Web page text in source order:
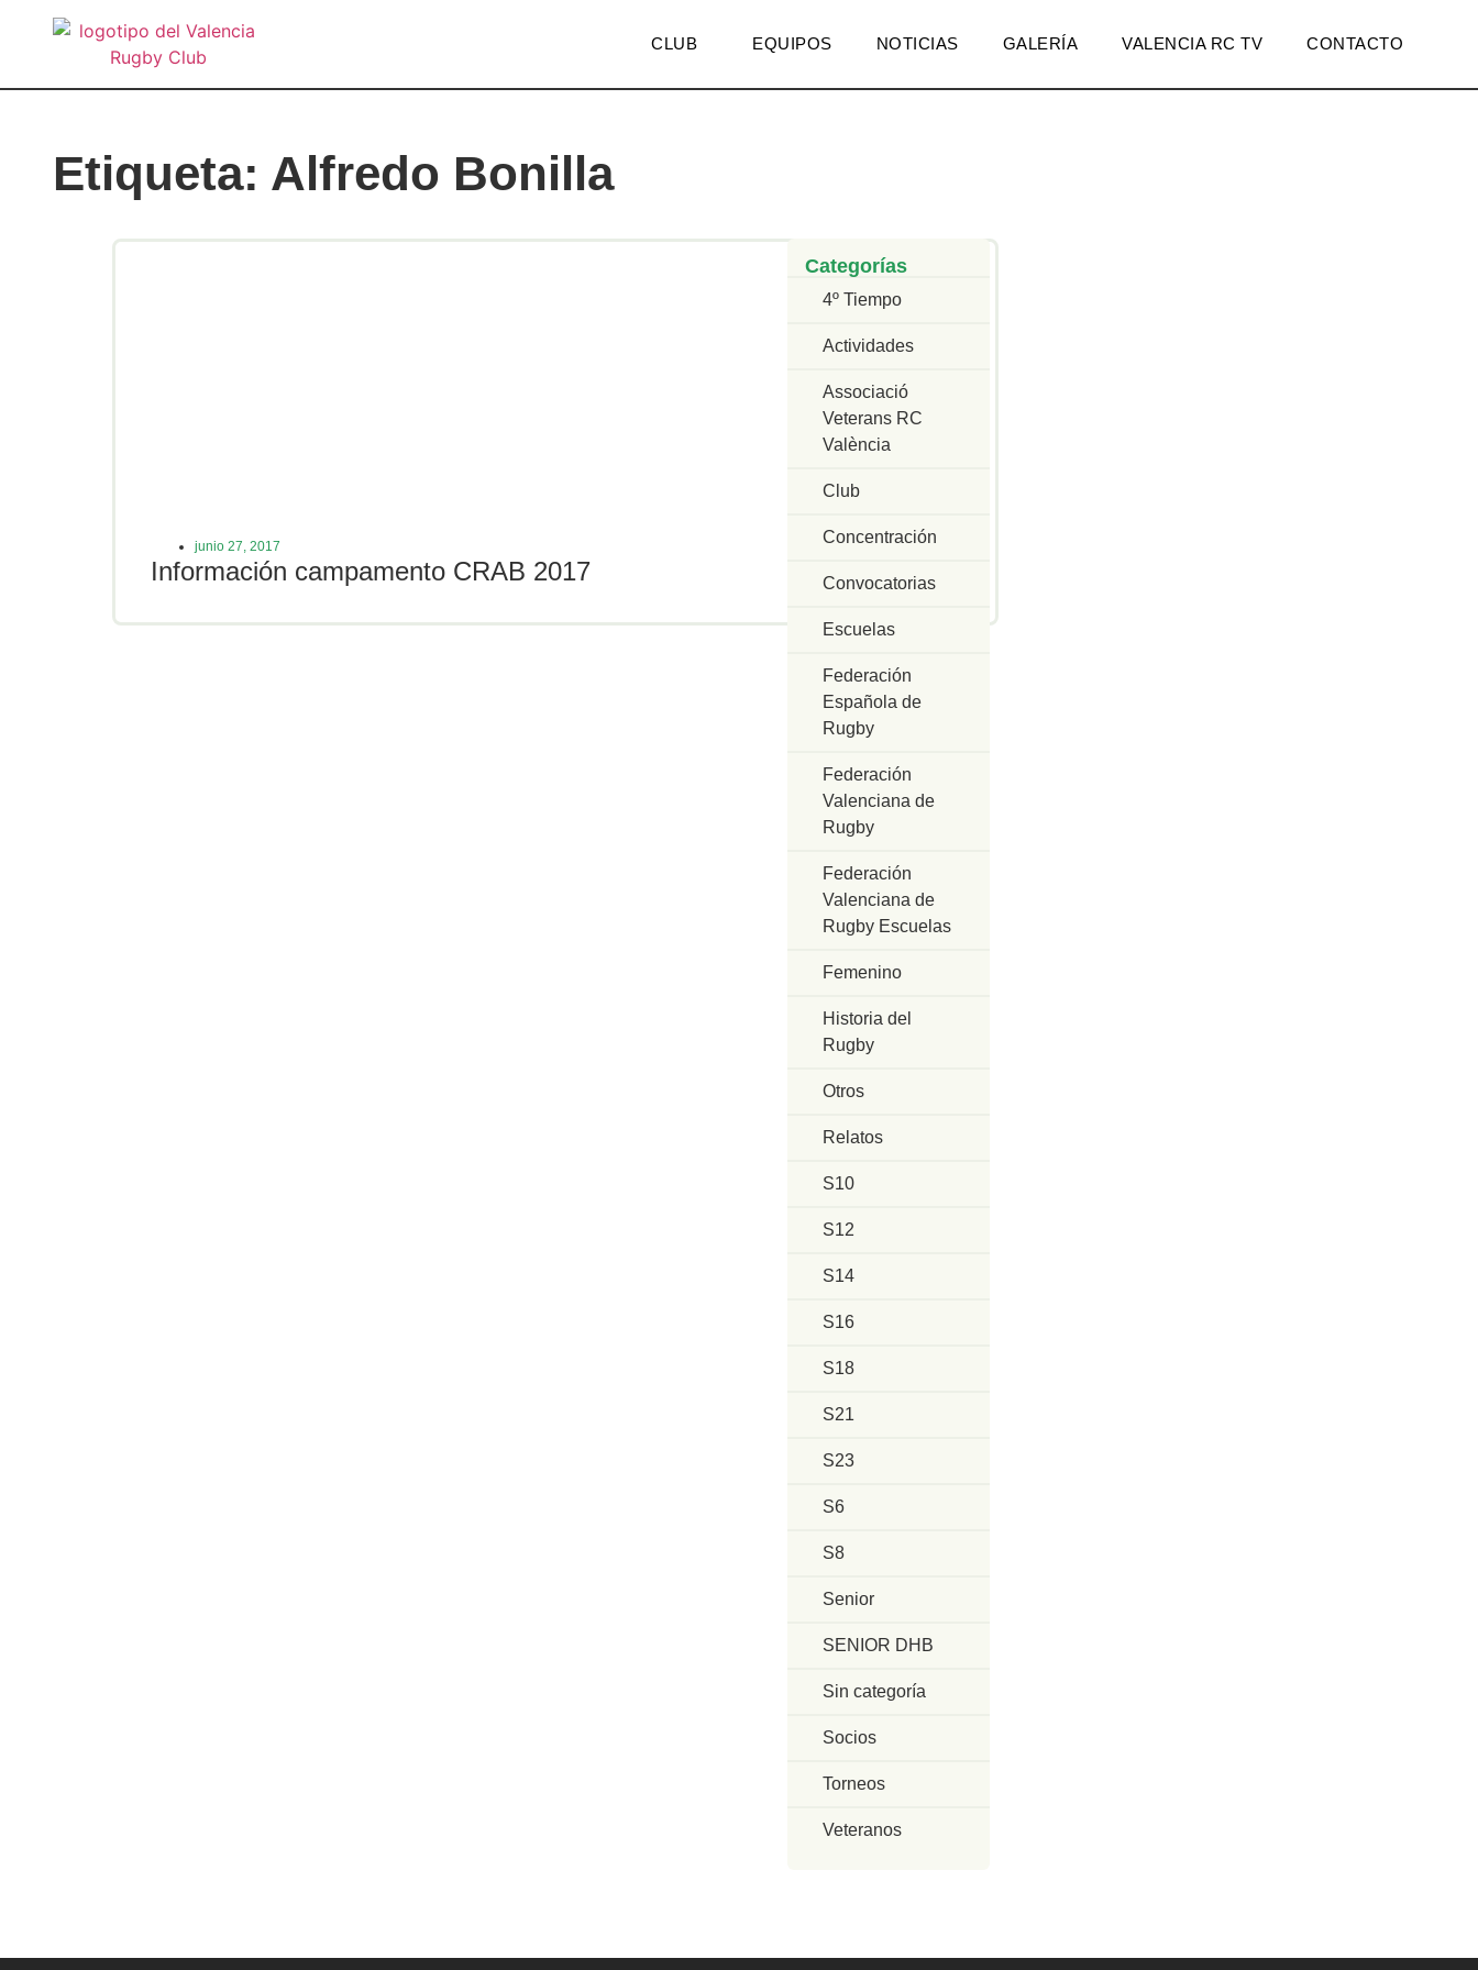
CLUB EQUIPOS NOTICIAS GALERÍA VALENCIA RC TV CONTACTO
Etiqueta: Alfredo Bonilla
junio 27, 2017
Información campamento CRAB 2017
Categorías
4º Tiempo
Actividades
Associació
Veterans RC
València
Club
Concentración
Convocatorias
Escuelas
Federación
Española de
Rugby
Federación
Valenciana de
Rugby
Federación
Valenciana de
Rugby Escuelas
Femenino
Historia del
Rugby
Otros
Relatos
S10
S12
S14
S16
S18
S21
S23
S6
S8
Senior
SENIOR DHB
Sin categoría
Socios
Torneos
Veteranos